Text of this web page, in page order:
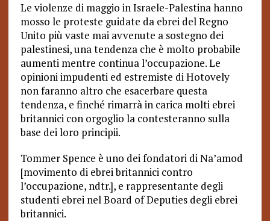
Le violenze di maggio in Israele-Palestina hanno
mosso le proteste guidate da ebrei del Regno
Unito più vaste mai avvenute a sostegno dei
palestinesi, una tendenza che è molto probabile
aumenti mentre continua l’occupazione. Le
opinioni impudenti ed estremiste di Hotovely
non faranno altro che esacerbare questa
tendenza, e finché rimarrà in carica molti ebrei
britannici con orgoglio la contesteranno sulla
base dei loro principii.
Tommer Spence è uno dei fondatori di Na’amod
[movimento di ebrei britannici contro
l’occupazione, ndtr.], e rappresentante degli
studenti ebrei nel Board of Deputies degli ebrei
britannici.